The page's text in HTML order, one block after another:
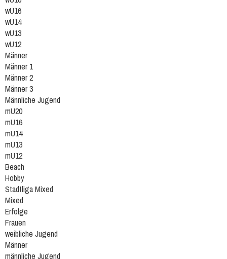
wU16
wU14
wU13
wU12
Männer
Männer 1
Männer 2
Männer 3
Männliche Jugend
mU20
mU16
mU14
mU13
mU12
Beach
Hobby
Stadtliga Mixed
Mixed
Erfolge
Frauen
weibliche Jugend
Männer
männliche Jugend